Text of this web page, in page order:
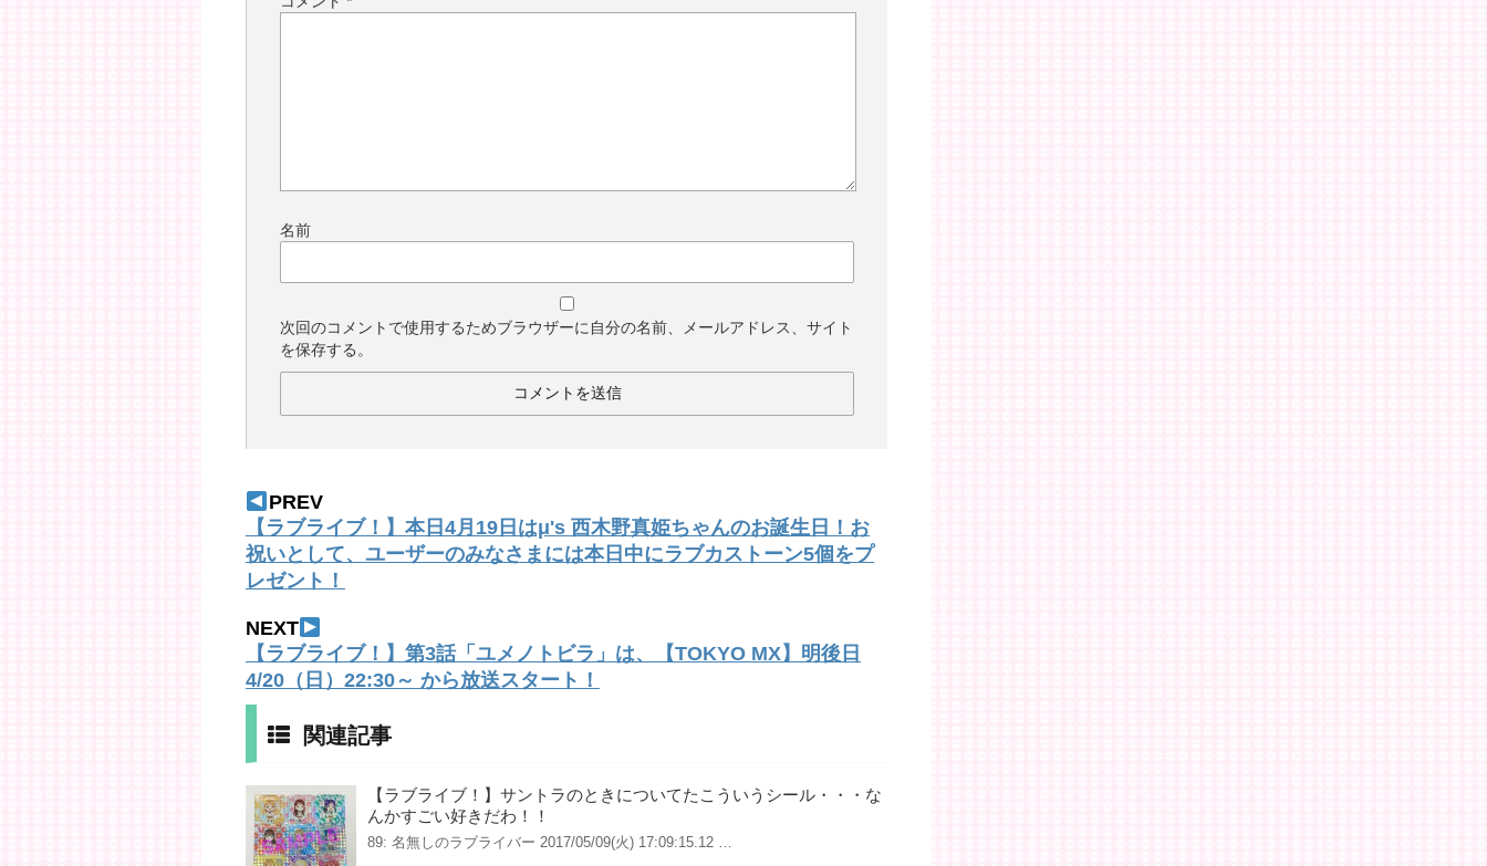
名前
次回のコメントで使用するためブラウザーに自分の名前、メールアドレス、サイト
を保存する。
PREV
【ラブライブ！】本日4月19日はμ's 西木野真姫ちゃんのお誕生日！お
祝いとして、ユーザーのみなさまには本日中にラブカストーン5個をプ
レゼント！
NEXT
【ラブライブ！】第3話「ユメノトビラ」は、【TOKYO MX】明後日
4/20（日）22:30～ から放送スタート！
関連記事
【ラブライブ！】サントラのときについてたこういうシール・・・な
んかすごい好きだわ！！
89: 名無しのラブライバー 2017/05/09(火) 17:09:15.12 …